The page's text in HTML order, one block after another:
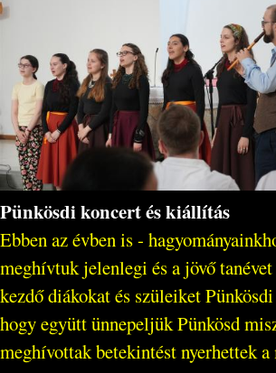
Pünkösdi koncert és kiállítás
Ebben az évben is -
meghívtuk jelenlegi és a jövő
kezdő diákokat és szüleiket
hogy együtt ünnepeljük Pünkösd
meghívottak betekintést nyerhettek